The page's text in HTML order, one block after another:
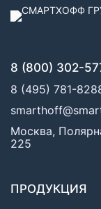
8 (800) 302-
8 (495) 781-
Москва,
225
ПРОДУКЦИЯ